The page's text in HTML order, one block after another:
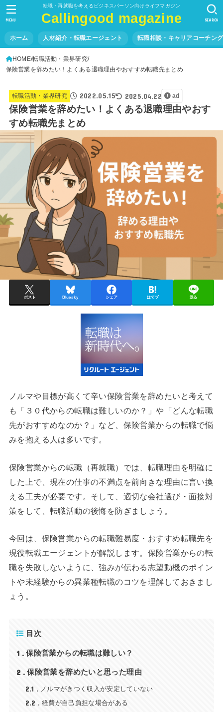
転職・再就職を考えるビジネスパーソン向けライフマガジン
Callingood magazine
ホーム 人材紹介・転職エージェント 転職相談・キャリアコーチング
SEARCH
MENU
HOME 転職活動・業界研究
保険営業を辞めたい！よくある退職理由やおすすめ転職先まとめ
転職活動・業界研究 2022.05.15 2025.04.22 ad
保険営業を辞めたい！よくある退職理由やおす
すめ転職先まとめ
ポスト Bluesky シェア はてブ 送る
ノルマや目標が高くて辛い保険営業を辞めたいと考えて
も「３０代からの転職は難しいのか？」や「どんな転職
先がおすすめなのか？」など、保険営業からの転職で悩
みを抱える人は多いです。
保険営業からの転職（再就職）では、転職理由を明確に
した上で、現在の仕事の不満点を前向きな理由に言い換
える工夫が必要です。そして、適切な会社選び・面接対
策をして、転職活動の後悔を防ぎましょう。
今回は、保険営業からの転職難易度・おすすめ転職先を
現役転職エージェントが解説します。保険営業からの転
職を失敗しないように、強みが伝わる志望動機のポイン
トや未経験からの異業種転職のコツを理解しておきまし
ょう。
目次
1 保険営業からの転職は難しい？
2 保険営業を辞めたいと思った理由
2.1 ノルマがきつく収入が安定していない
2.2 経費が自己負担な場合がある